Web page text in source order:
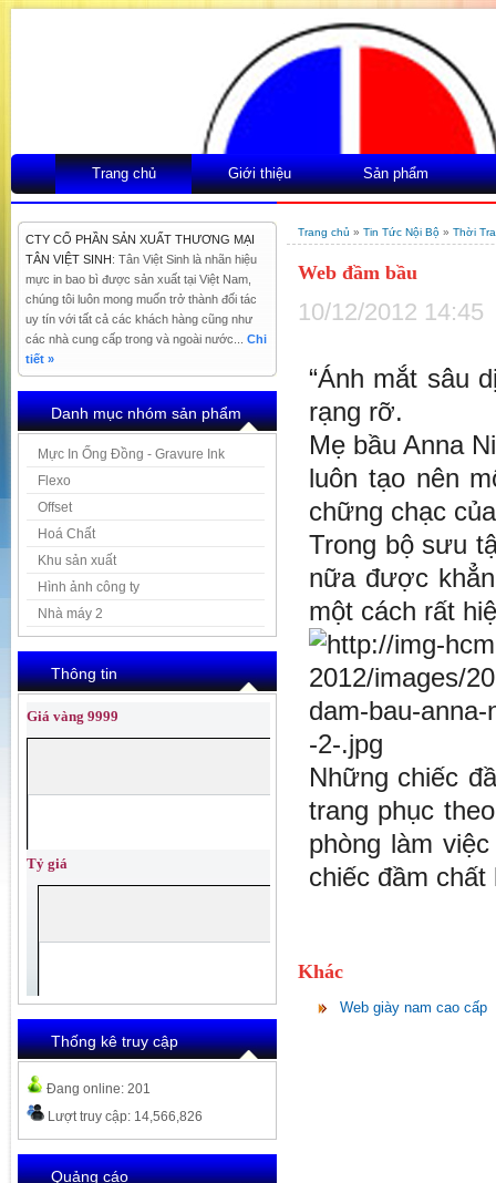
Trang chủ Giới thiệu Sản phẩm
CTY CỔ PHẦN SẢN XUẤT THƯƠNG MẠI
TÂN VIỆT SINH: Tân Việt Sinh là nhãn hiệu
mực in bao bì được sản xuất tại Việt Nam,
chúng tôi luôn mong muốn trở thành đối tác
uy tín với tất cả các khách hàng cũng như
các nhà cung cấp trong và ngoài nước... Chi
tiết »
Danh mục nhóm sản phẩm
Mực In Ống Đồng - Gravure Ink
Flexo
Offset
Hoá Chất
Khu sản xuất
Hình ảnh công ty
Nhà máy 2
Thông tin
Giá vàng 9999
Tỷ giá
Thống kê truy cập
Đang online: 201
Lượt truy cập: 14,566,826
Quảng cáo
Trang chủ » Tin Tức Nội Bộ » Thời
Web đầm bầu
10/12/2012 14:45
“Ánh mắt sâu
rạng rỡ.
Mẹ bầu Anna
luôn tạo nên
chững chạc
Trong bộ sưu
nữa được
một cách rất
Những chiếc
trang phục
phòng làm
chiếc đầm chất
Khác
Web giày nam cao cấp